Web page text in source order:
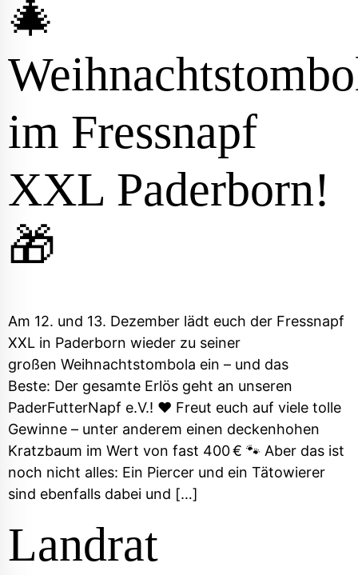
🎄
im Fressnapf
XXL Paderborn!
🎁
Am 12. und 13. Dezember lädt euch der Fressnapf
XXL in Paderborn wieder zu seiner
großen Weihnachtstombola ein – und das
Beste: Der gesamte Erlös geht an unseren
PaderFutterNapf e.V.! ❤️ Freut euch auf viele tolle
Gewinne – unter anderem einen deckenhohen
Kratzbaum im Wert von fast 400 € 🐾 Aber das ist
noch nicht alles: Ein Piercer und ein Tätowierer
sind ebenfalls dabei und […]
Landrat